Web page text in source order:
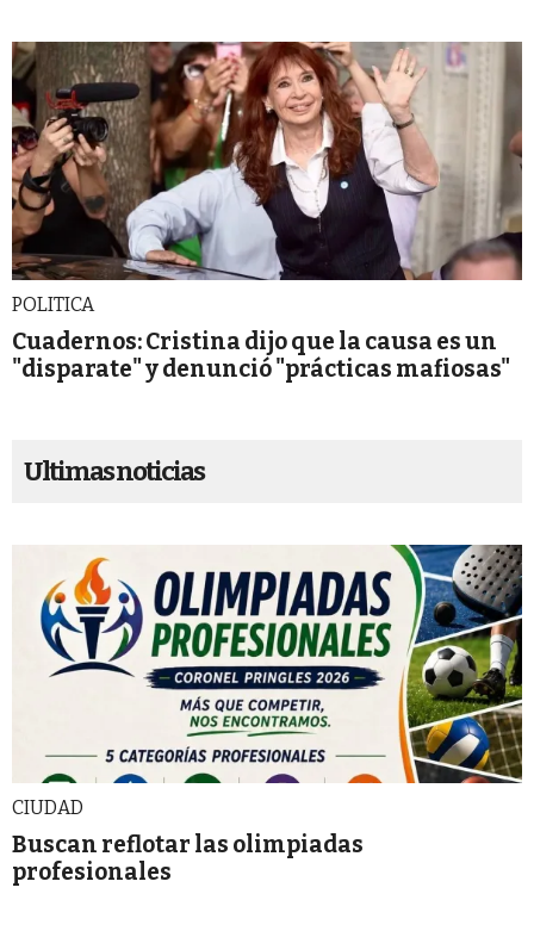
POLITICA
Cuadernos: Cristina dijo que la causa es un
"disparate" y denunció "prácticas mafiosas"
Ultimas noticias
CIUDAD
Buscan reflotar las olimpiadas
profesionales